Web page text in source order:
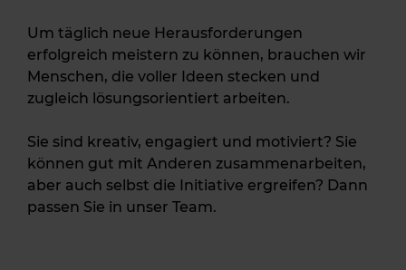
Um täglich neue Herausforderungen
erfolgreich meistern zu können, brauchen wir
Menschen, die voller Ideen stecken und
zugleich lösungsorientiert arbeiten.
Sie sind kreativ, engagiert und motiviert? Sie
können gut mit Anderen zusammenarbeiten,
aber auch selbst die Initiative ergreifen? Dann
passen Sie in unser Team.